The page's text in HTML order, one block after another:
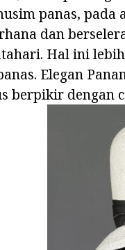
panas,
dan
Hal ini
Elegan
berpikir dengan